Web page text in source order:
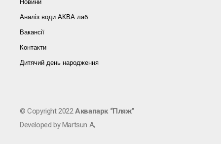
Новини
Аналіз води АКВА лаб​
Вакансії
Контакти
Дитячий день народження
© Copyright 2022Аквапарк “Пляж”
Developed by Martsun A,.